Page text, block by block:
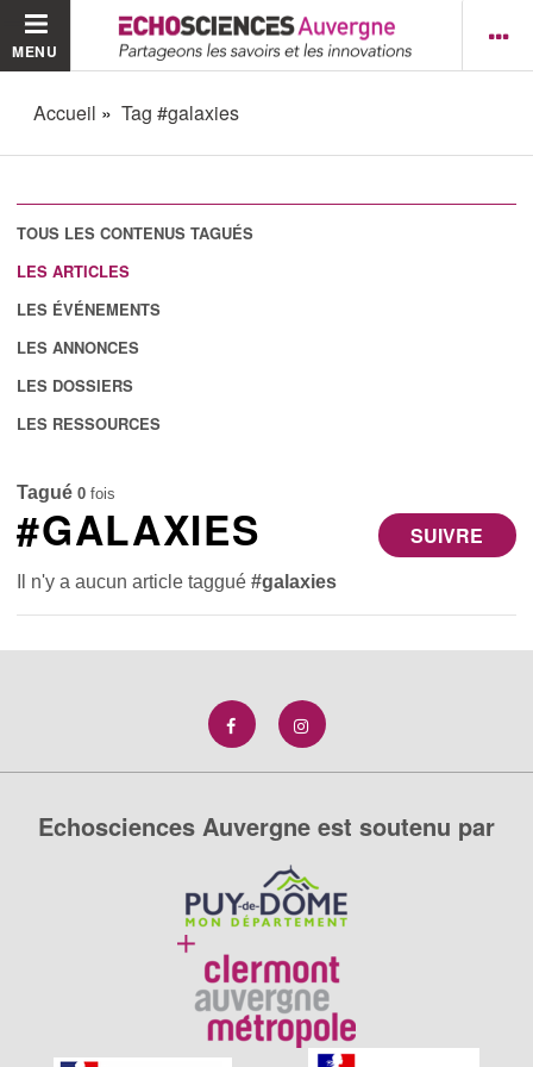
MENU
Accueil Tag #galaxies
TOUS LES CONTENUS TAGUÉS
LES ARTICLES
LES ÉVÉNEMENTS
LES ANNONCES
LES DOSSIERS
LES RESSOURCES
Tagué 0 fois
SUIVRE
#GALAXIES
Il n'y a aucun article taggué#galaxies
Echosciences Auvergne est soutenu par